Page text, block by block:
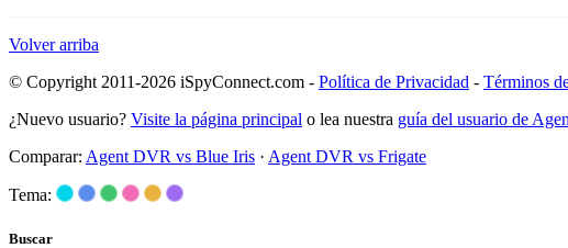
Volver arriba
© Copyright 2011-2026 iSpyConnect.com - Política de Privacidad - Términos
¿Nuevo usuario? Visite la página principal o lea nuestra guía del usuario de
Comparar: Agent DVR vs Blue Iris · Agent DVR vs Frigate
Tema:
Buscar